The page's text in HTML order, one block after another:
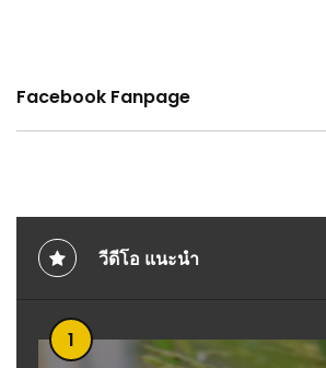
Facebook Fanpage
วีดีโอ แนะนำ
1